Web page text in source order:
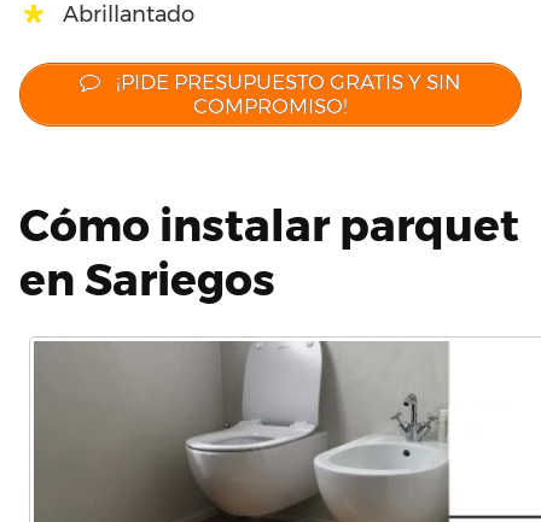
Abrillantado
¡PIDE PRESUPUESTO GRATIS Y SIN
COMPROMISO!
Cómo instalar parquet
en Sariegos